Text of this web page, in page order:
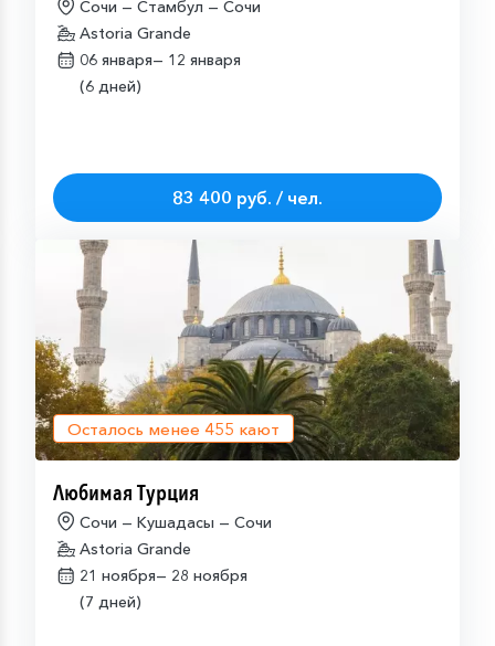
Сочи — Стамбул — Сочи
Astoria Grande
06 января— 12 января
(6 дней)
83 400 руб. / чел.
Осталось менее 455 кают
Любимая Турция
Сочи — Кушадасы — Сочи
Astoria Grande
21 ноября— 28 ноября
(7 дней)